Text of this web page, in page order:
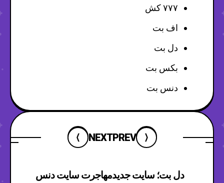
۷۷۷ کش
اف بت
دل بت
بکس بت
دنس بت
PREV
NEXT
دل بت؛ سایت جدیدمهاجرت سایت دنس